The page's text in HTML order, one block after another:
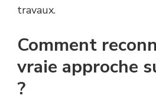
travaux.
Comment
vraie approche
?